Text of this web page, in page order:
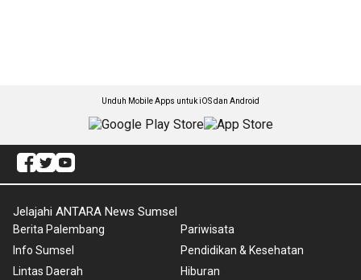
Unduh Mobile Apps untuk iOS dan Android
Jelajahi ANTARA News Sumsel
Berita Palembang
Info Sumsel
Lintas Daerah
Pariwisata
Pendidikan & Kesehatan
Hiburan